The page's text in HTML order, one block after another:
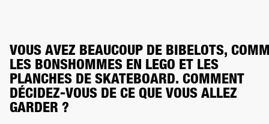
VOUS AVEZ BEAUCOUP DE BIBELOTS,
LES BONSHOMMES EN LEGO ET LES
PLANCHES DE SKATEBOARD. COMMENT
DÉCIDEZ-VOUS DE CE QUE VOUS ALLEZ
GARDER ?